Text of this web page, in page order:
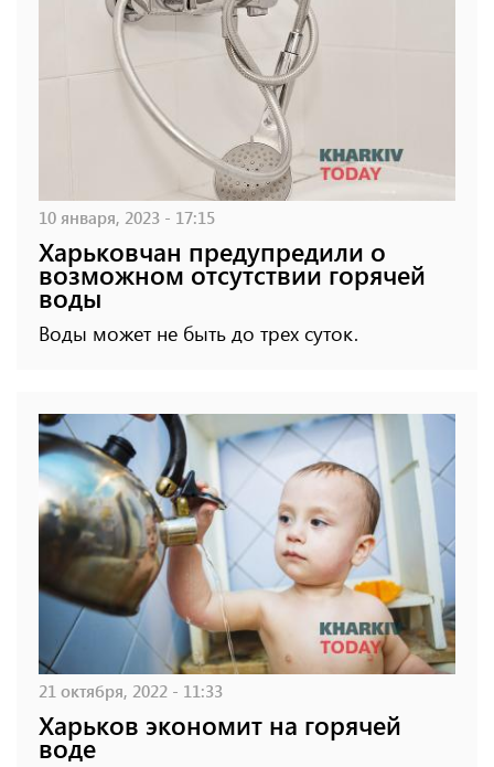
10 января, 2023 - 17:15
Харьковчан предупредили о
возможном отсутствии горячей
воды
Воды может не быть до трех суток.
21 октября, 2022 - 11:33
Харьков экономит на горячей
воде